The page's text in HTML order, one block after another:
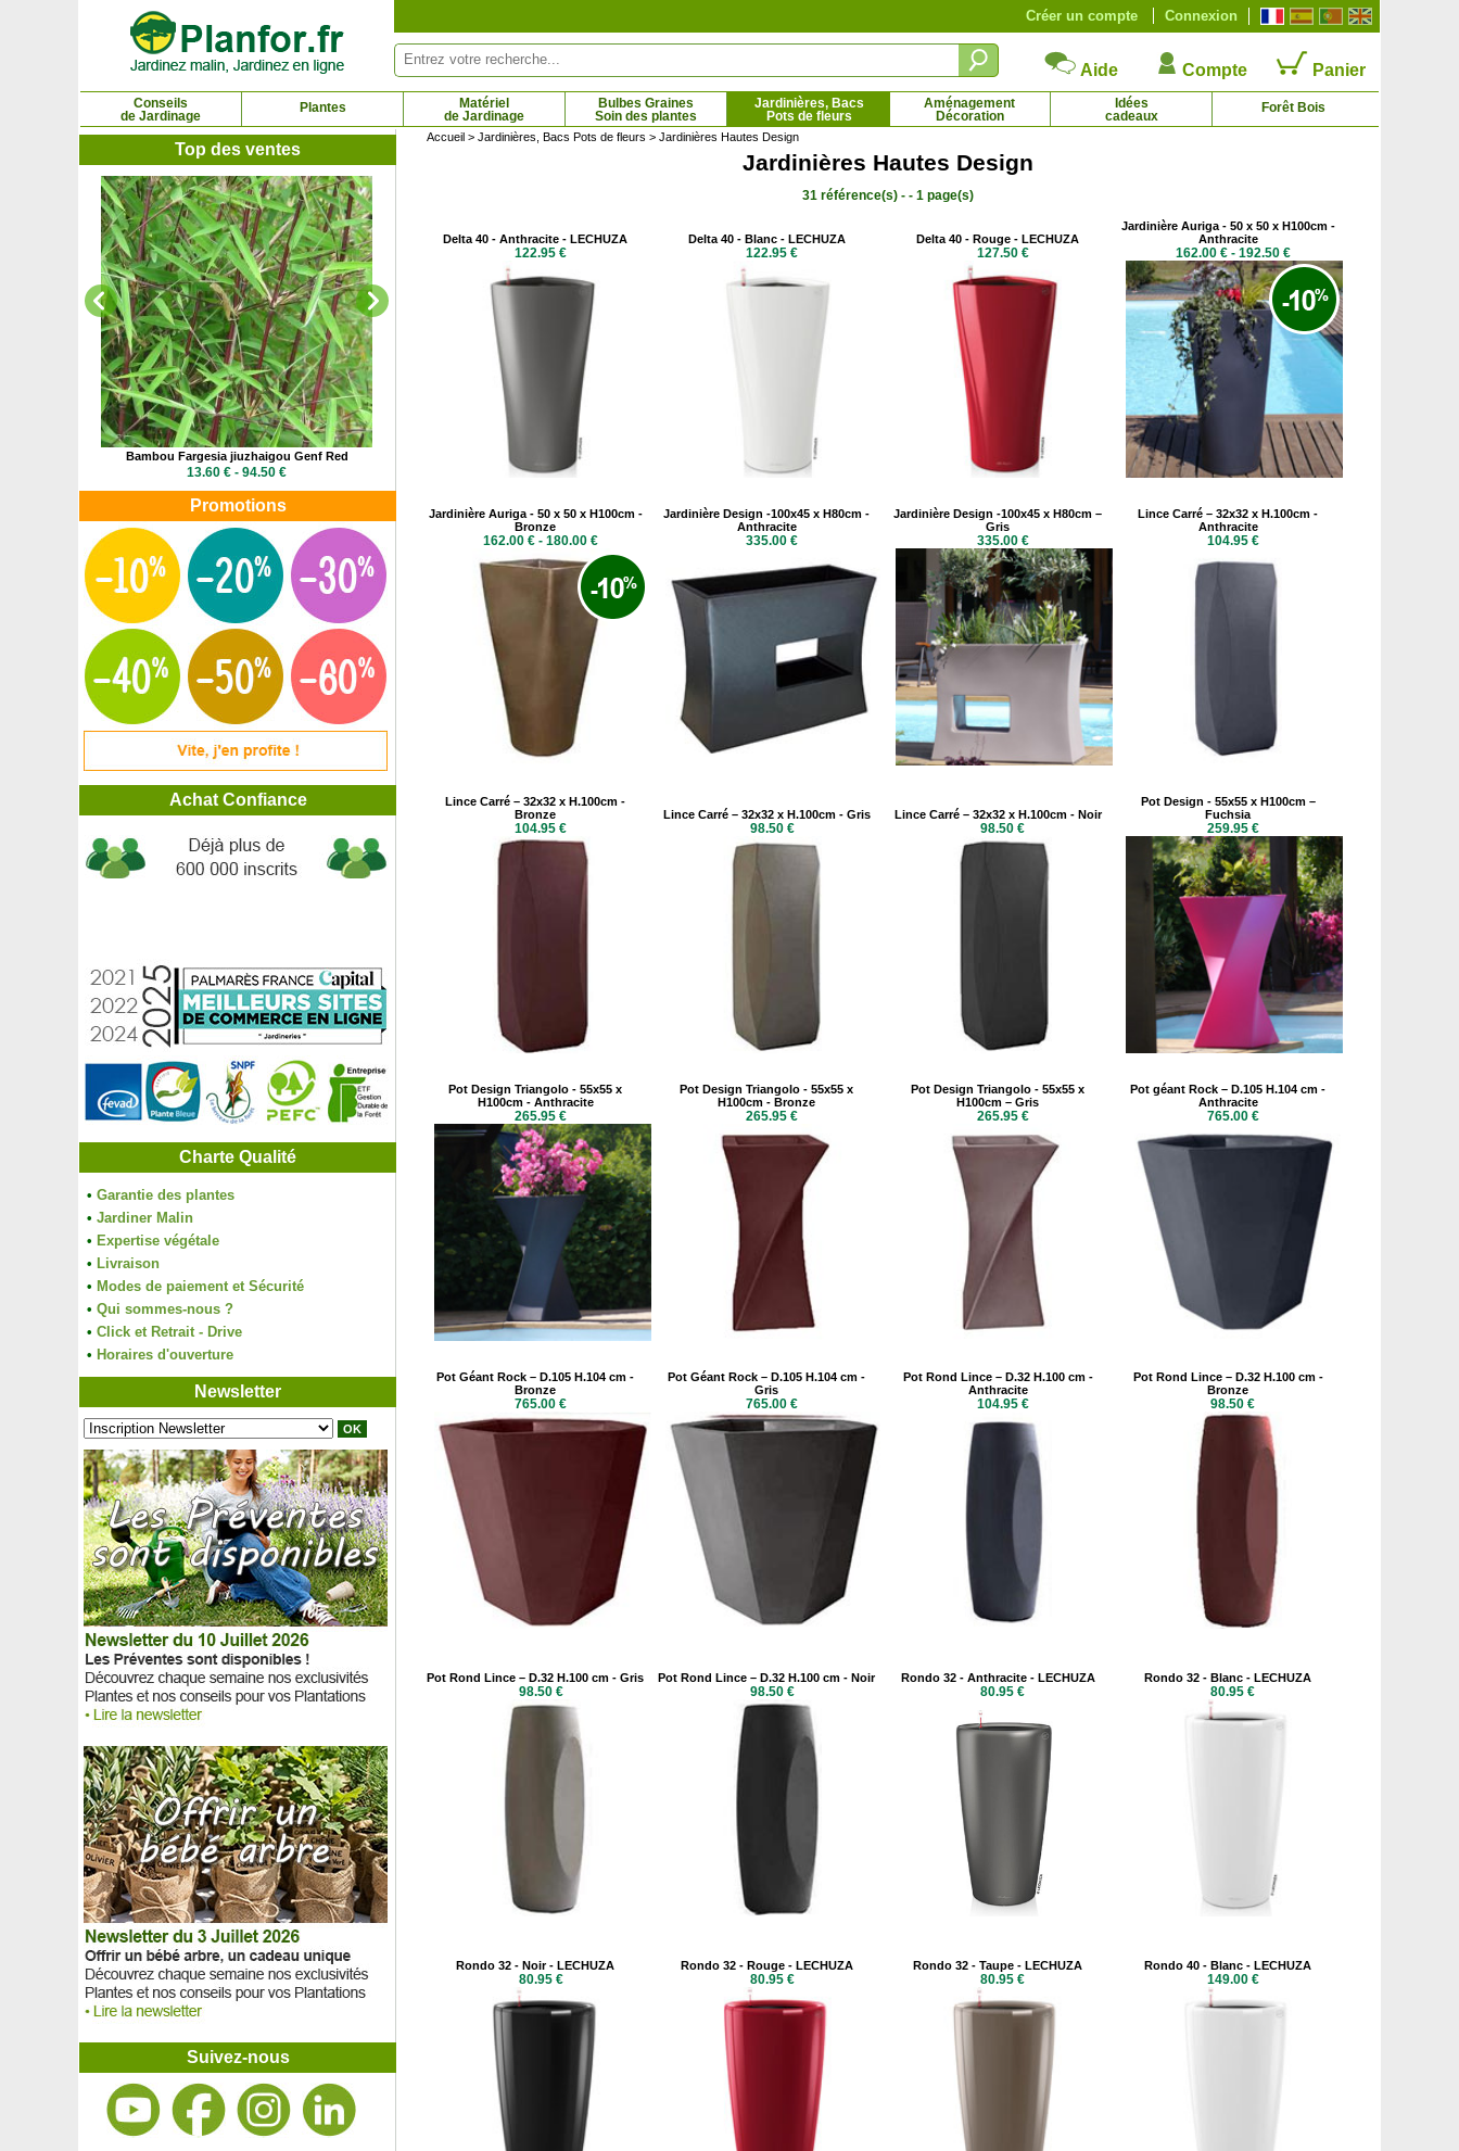
Connexion
Créer un compte
Aide Compte Panier
Conseils
de Jardinage
Plantes
Matériel
de Jardinage
Bulbes Graines
Soin des plantes
Jardinières, Bacs
Pots de fleurs
Aménagement
Décoration
Idées
cadeaux
Forêt Bois
Top des ventes
Bambou Fargesia jiuzhaigou Genf Red
13.60 € - 94.50 €
Bambou Fargesia robusta Pingwu
15.95 € - 64.75 €
Promotions
Achat Confiance
Charte Qualité
• Garantie des plantes
• Jardiner Malin
• Expertise végétale
• Livraison
• Modes de paiement et Sécurité
• Qui sommes-nous ?
• Click et Retrait - Drive
• Horaires d'ouverture
Newsletter
Suivez-nous
Accueil > Jardinières, Bacs Pots de fleurs > Jardinières Hautes Design
Jardinières Hautes Design
31 référence(s) - - 1 page(s)
Delta 40 - Anthracite - LECHUZA
122.95 €
Delta 40 - Blanc - LECHUZA
122.95 €
Delta 40 - Rouge - LECHUZA
127.50 €
Jardinière Auriga - 50 x 50 x H100cm -
Anthracite
162.00 € - 192.50 €
Jardinière Auriga - 50 x 50 x H100cm -
Bronze
162.00 € - 180.00 €
Jardinière Design -100x45 x H80cm -
Anthracite
335.00 €
Jardinière Design -100x45 x H80cm –
Gris
335.00 €
Lince Carré – 32x32 x H.100cm -
Anthracite
104.95 €
Lince Carré – 32x32 x H.100cm -
Bronze
104.95 €
Lince Carré – 32x32 x H.100cm - Gris
98.50 €
Lince Carré – 32x32 x H.100cm - Noir
98.50 €
Pot Design - 55x55 x H100cm –
Fuchsia
259.95 €
Pot Design Triangolo - 55x55 x
H100cm - Anthracite
265.95 €
Pot Design Triangolo - 55x55 x
H100cm - Bronze
265.95 €
Pot Design Triangolo - 55x55 x
H100cm – Gris
265.95 €
Pot géant Rock – D.105 H.104 cm -
Anthracite
765.00 €
Pot Géant Rock – D.105 H.104 cm -
Bronze
765.00 €
Pot Géant Rock – D.105 H.104 cm -
Gris
765.00 €
Pot Rond Lince – D.32 H.100 cm -
Anthracite
104.95 €
Pot Rond Lince – D.32 H.100 cm -
Bronze
98.50 €
Pot Rond Lince – D.32 H.100 cm - Gris
98.50 €
Pot Rond Lince – D.32 H.100 cm - Noir
98.50 €
Rondo 32 - Anthracite - LECHUZA
80.95 €
Rondo 32 - Blanc - LECHUZA
80.95 €
Rondo 32 - Noir - LECHUZA
80.95 €
Rondo 32 - Rouge - LECHUZA
80.95 €
Rondo 32 - Taupe - LECHUZA
80.95 €
Rondo 40 - Blanc - LECHUZA
149.00 €
Panneau de gestion des cookies